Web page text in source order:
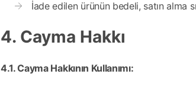
İade edilen ürünün bedeli, satın alma
4. Cayma Hakkı
4.1. Cayma Hakkının Kullanımı: